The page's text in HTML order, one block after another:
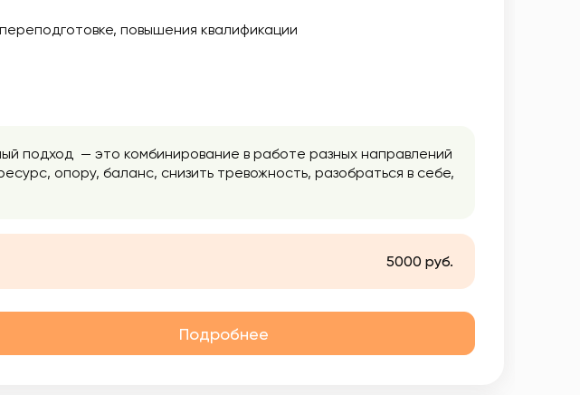
повышения квалификации
подход — это комбинирование в работе разных направлений
опору, баланс, снизить тревожность, разобраться в себе,
5000 руб.
Подробнее